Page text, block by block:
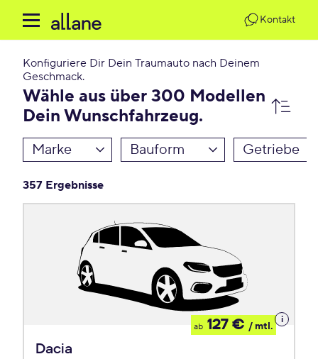
Kontakt
Konfiguriere Dir Dein Traumauto nach Deinem
Geschmack.
Wähle aus über 300 Modellen
Dein Wunschfahrzeug.
Marke Bauform Getriebe
357 Ergebnisse
Dacia
ab 127 € / mtl.
Details
zum